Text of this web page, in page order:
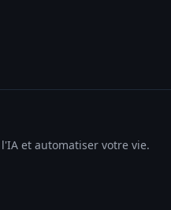
et automatiser votre vie.